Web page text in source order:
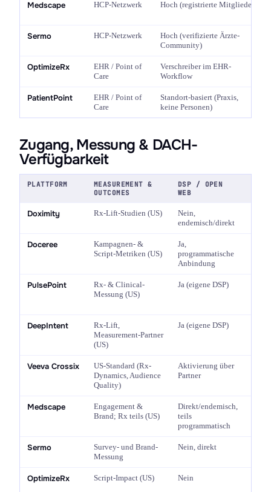
Medscape HCP-Netzwerk Hoch (registrierte Mitglieder)
Sermo HCP-Netzwerk
Hoch (verifizierte Ärzte-
Community)
OptimizeRx
EHR / Point of
Care
Verschreiber im EHR-
Workflow
PatientPoint
EHR / Point of
Care
Standort-basiert (Praxis,
keine Personen)
Zugang, Messung & DACH-
Verfügbarkeit
PLATTFORM
MEASUREMENT &
OUTCOMES
DSP / OPEN
WEB
Doximity Rx-Lift-Studien (US)
Nein,
endemisch/direkt
Doceree
Kampagnen- &
Script-Metriken (US)
Ja,
programmatische
Anbindung
PulsePoint
Rx- & Clinical-
Messung (US)
Ja (eigene DSP)
DeepIntent
Rx-Lift,
Measurement-Partner
(US)
Ja (eigene DSP)
Veeva Crossix
US-Standard (Rx-
Dynamics, Audience
Quality)
Aktivierung über
Partner
Medscape
Engagement &
Brand; Rx teils (US)
Direkt/endemisch,
teils
programmatisch
Sermo
Survey- und Brand-
Messung
Nein, direkt
OptimizeRx Script-Impact (US) Nein